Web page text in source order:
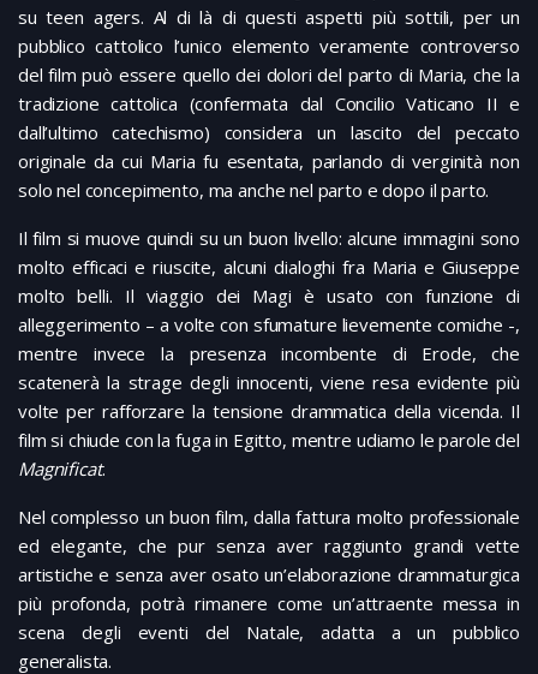
su teen agers. Al di là di questi aspetti più sottili, per un
pubblico cattolico l’unico elemento veramente controverso
del film può essere quello dei dolori del parto di Maria, che la
tradizione cattolica (confermata dal Concilio Vaticano II e
dall’ultimo catechismo) considera un lascito del peccato
originale da cui Maria fu esentata, parlando di verginità non
solo nel concepimento, ma anche nel parto e dopo il parto.
Il film si muove quindi su un buon livello: alcune immagini sono
molto efficaci e riuscite, alcuni dialoghi fra Maria e Giuseppe
molto belli. Il viaggio dei Magi è usato con funzione di
alleggerimento – a volte con sfumature lievemente comiche -,
mentre invece la presenza incombente di Erode, che
scatenerà la strage degli innocenti, viene resa evidente più
volte per rafforzare la tensione drammatica della vicenda. Il
film si chiude con la fuga in Egitto, mentre udiamo le parole del
Magnificat.
Nel complesso un buon film, dalla fattura molto professionale
ed elegante, che pur senza aver raggiunto grandi vette
artistiche e senza aver osato un’elaborazione drammaturgica
più profonda, potrà rimanere come un’attraente messa in
scena degli eventi del Natale, adatta a un pubblico
generalista.